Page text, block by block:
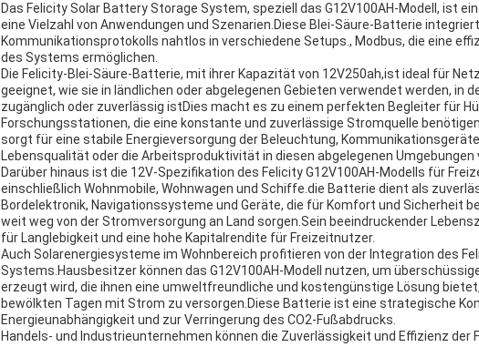
Das Felicity Solar Battery Storage System, speziell das G12V100AH-Modell, ist
eine Vielzahl von Anwendungen und Szenarien.Diese Blei-Säure-Batterie
Kommunikationsprotokolls nahtlos in verschiedene Setups., Modbus, die eine
des Systems ermöglichen.
Die Felicity-Blei-Säure-Batterie, mit ihrer Kapazität von 12V250ah,ist ideal für
geeignet, wie sie in ländlichen oder abgelegenen Gebieten verwendet werden, in
zugänglich oder zuverlässig istDies macht es zu einem perfekten Begleiter für
Forschungsstationen, die eine konstante und zuverlässige Stromquelle
sorgt für eine stabile Energieversorgung der Beleuchtung,
Lebensqualität oder die Arbeitsproduktivität in diesen abgelegenen Umgebungen
Darüber hinaus ist die 12V-Spezifikation des Felicity G12V100AH-Modells für
einschließlich Wohnmobile, Wohnwagen und Schiffe.die Batterie dient als
Bordelektronik, Navigationssysteme und Geräte, die für Komfort und Sicherheit
weit weg von der Stromversorgung an Land sorgen.Sein beeindruckender
für Langlebigkeit und eine hohe Kapitalrendite für Freizeitnutzer.
Auch Solarenergiesysteme im Wohnbereich profitieren von der Integration des
Systems.Hausbesitzer können das G12V100AH-Modell nutzen, um
erzeugt wird, die ihnen eine umweltfreundliche und kostengünstige Lösung
bewölkten Tagen mit Strom zu versorgen.Diese Batterie ist eine strategische
Energieunabhängigkeit und zur Verringerung des CO2-Fußabdrucks.
Handels- und Industrieunternehmen können die Zuverlässigkeit und Effizienz